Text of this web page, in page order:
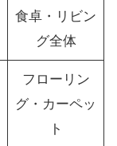
食卓・リビン
グ全体
フローリン
グ・カーペッ
ト